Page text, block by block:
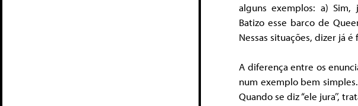
alguns exemplos: a)
Batizo esse barco de
Nessas situações, dizer já é
A diferença entre os
num exemplo bem simples.
Quando se diz “ele jura’’,